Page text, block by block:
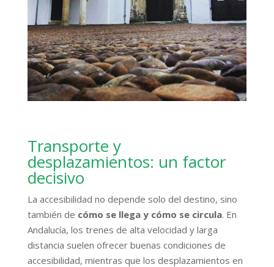
Transporte y
desplazamientos: un factor
decisivo
La accesibilidad no depende solo del destino, sino
también de cómo se llega y cómo se circula. En
Andalucía, los trenes de alta velocidad y larga
distancia suelen ofrecer buenas condiciones de
accesibilidad, mientras que los desplazamientos en